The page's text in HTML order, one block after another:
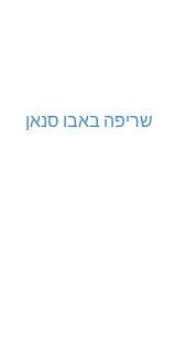
שריפה באבו סנאן